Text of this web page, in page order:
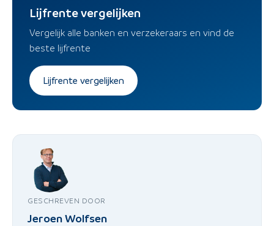
Lijfrente vergelijken
Vergelijk alle banken en verzekeraars en vind de
beste lijfrente
Lijfrente vergelijken
GESCHREVEN DOOR
Jeroen Wolfsen